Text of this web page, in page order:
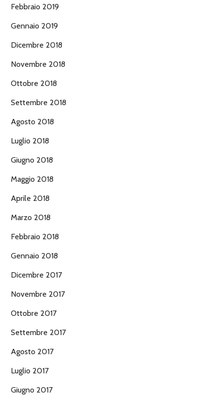
Febbraio 2019
Gennaio 2019
Dicembre 2018
Novembre 2018
Ottobre 2018
Settembre 2018
Agosto 2018
Luglio 2018
Giugno 2018
Maggio 2018
Aprile 2018
Marzo 2018
Febbraio 2018
Gennaio 2018
Dicembre 2017
Novembre 2017
Ottobre 2017
Settembre 2017
Agosto 2017
Luglio 2017
Giugno 2017